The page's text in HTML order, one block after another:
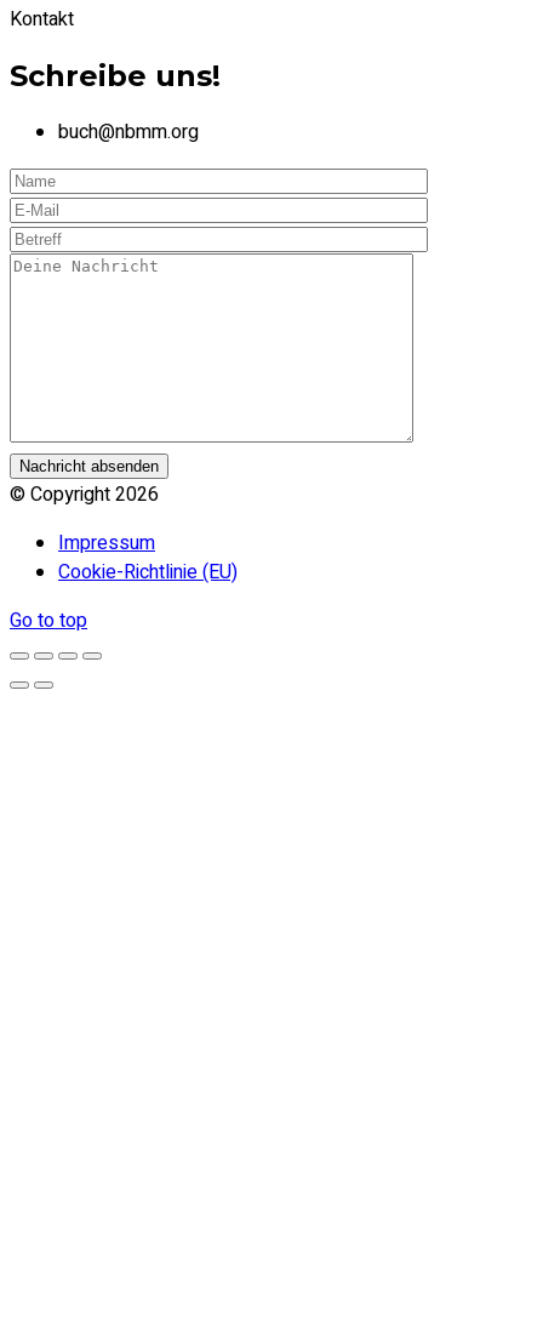
Kontakt
Schreibe uns!
buch@nbmm.org
© Copyright2026
Impressum
Cookie-Richtlinie (EU)
Go to top